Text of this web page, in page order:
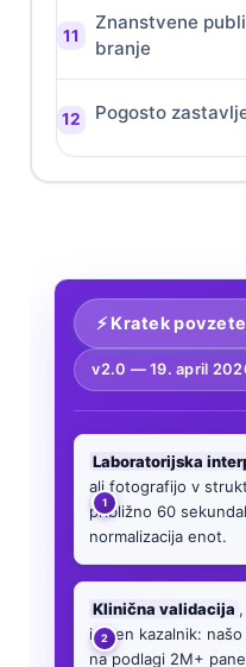
Znanstvene
branje
Pogosto
⚡ Kratek
v2.0 —19. april
Laboratorijska
ali fotografijo v
približno 60
normalizacija enot.
Klinična validacija
iskren kazalnik:
na podlagi 2M+